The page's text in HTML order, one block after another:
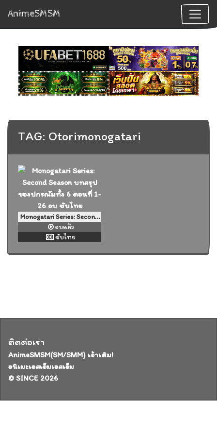
AnimeSMSM
TAG: Otorimonogatari
Monogatari Series: Second Season บทสรุปของปกรณัมทั้ง 6 ตอนที่ 1-26 จบ ซับไทย
จบแล้ว
ซับไทย
ติดต่อเรา
AnimeSMSM(SM/SMM) เจ้าเดิม!
อนิเมะเอสเอ็มเอสเอ็ม
© SINCE 2026